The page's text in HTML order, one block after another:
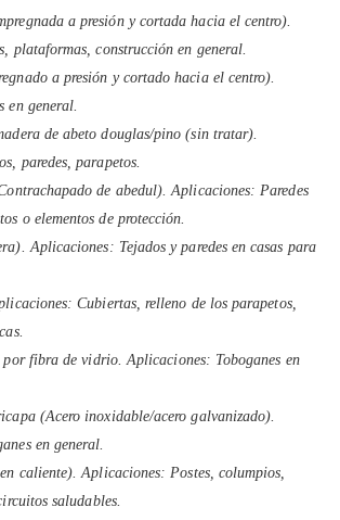
a presión y cortada hacia el centro).
plataformas, construcción en general.
a presión y cortado hacia el centro).
en general.
de abeto douglas/pino (sin tratar).
paredes, parapetos.
de abedul). Aplicaciones: Paredes
o elementos de protección.
Aplicaciones: Tejados y paredes en casas para
Cubiertas, relleno de los parapetos,
por fibra de vidrio. Aplicaciones: Toboganes en
(Acero inoxidable/acero galvanizado).
en general.
caliente). Aplicaciones: Postes, columpios,
saludables.